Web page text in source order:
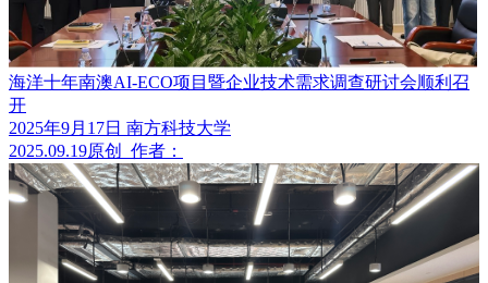
海洋十年南澳AI-ECO项目暨企业技术需求调查研讨会顺利召
开
2025年9月17日 南方科技大学
2025.09.19原创 作者：